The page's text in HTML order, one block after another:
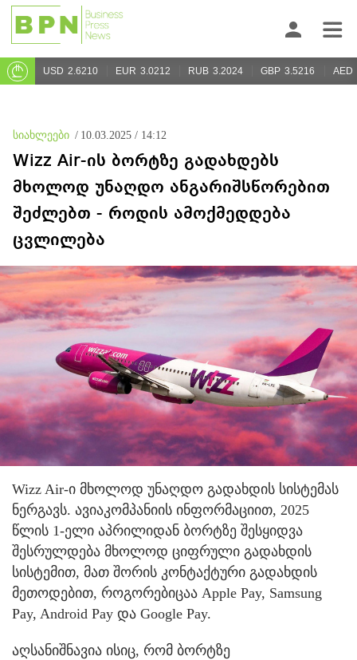
USD 2.6210 EUR 3.0212 RUB 3.2024 GBP 3.5216 AED
სიახლეები / 10.03.2025 / 14:12
Wizz Air-ის ბორტზე გადახდებს
მხოლოდ უნაღდო ანგარიშსწორებით
შეძლებთ - როდის ამოქმედდება
ცვლილება
Wizz Air-ი მხოლოდ უნაღდო გადახდის სისტემას
ნერგავს. ავიაკომპანიის ინფორმაციით, 2025
წლის 1-ელი აპრილიდან ბორტზე შესყიდვა
შესრულდება მხოლოდ ციფრული გადახდის
სისტემით, მათ შორის კონტაქტური გადახდის
მეთოდებით, როგორებიცაა Apple Pay, Samsung
Pay, Android Pay და Google Pay.
აღსანიშნავია ისიც, რომ ბორტზე